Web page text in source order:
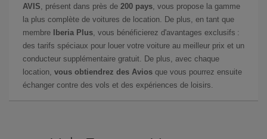
AVIS , présent dans près de 200 pays , vous propose la gamme
la plus complète de voitures de location. De plus, en tant que
membre
Iberia Plus , vous bénéficierez d'avantages exclusifs :
des tarifs spéciaux pour louer votre voiture au meilleur prix et un
conducteur supplémentaire gratuit. De plus, avec chaque
location, vous obtiendrez des Avios que vous pourrez ensuite
échanger contre des vols et des expériences de loisirs.